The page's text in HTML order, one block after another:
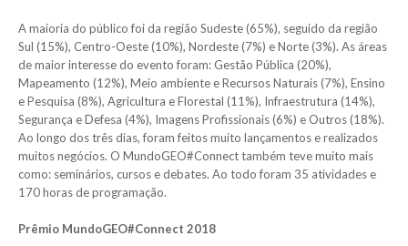
A maioria do público foi da região Sudeste (65%), seguido da região
Sul (15%), Centro-Oeste (10%), Nordeste (7%) e Norte (3%). As áreas
de maior interesse do evento foram: Gestão Pública (20%),
Mapeamento (12%), Meio ambiente e Recursos Naturais (7%), Ensino
e Pesquisa (8%), Agricultura e Florestal (11%), Infraestrutura (14%),
Segurança e Defesa (4%), Imagens Profissionais (6%) e Outros (18%).
Ao longo dos três dias, foram feitos muito lançamentos e realizados
muitos negócios. O MundoGEO#Connect também teve muito mais
como: seminários, cursos e debates. Ao todo foram 35 atividades e
170 horas de programação.
Prêmio MundoGEO#Connect 2018